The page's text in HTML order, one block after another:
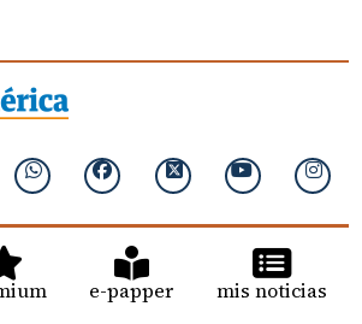
e-papper mis noticias